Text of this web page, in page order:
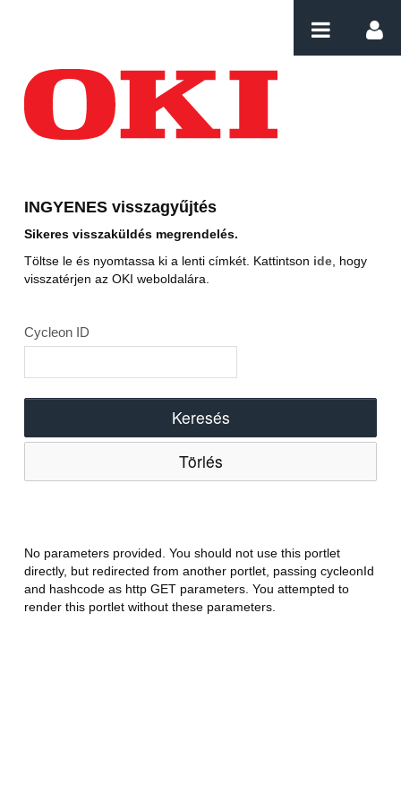
INGYENES visszagyűjtés
Sikeres visszaküldés megrendelés.
Töltse le és nyomtassa ki a lenti címkét. Kattintson ide , hogy
visszatérjen az OKI weboldalára.
Cycleon ID
Keresés
Törlés
No parameters provided. You should not use this portlet
directly, but redirected from another portlet, passing cycleonId
and hashcode as http GET parameters. You attempted to
render this portlet without these parameters.